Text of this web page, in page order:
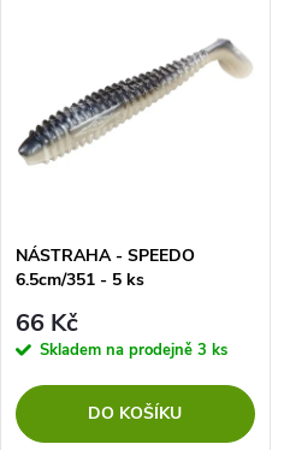
ů
ů
NÁSTRAHA - SPEEDO
6.5cm/351 - 5 ks
66 Kč
Skladem na prodejně 3 ks
DO KOŠÍKU